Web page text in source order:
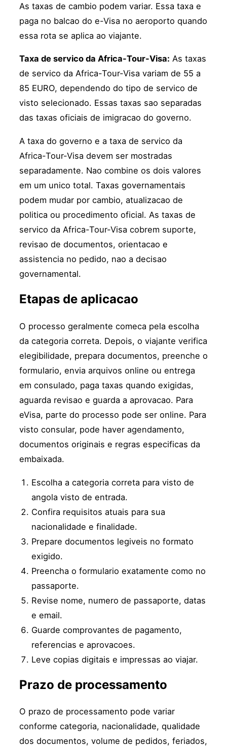
As taxas de cambio podem variar. Essa taxa e
paga no balcao do e-Visa no aeroporto quando
essa rota se aplica ao viajante.
Taxa de servico da Africa-Tour-Visa: As taxas
de servico da Africa-Tour-Visa variam de 55 a
85 EURO, dependendo do tipo de servico de
visto selecionado. Essas taxas sao separadas
das taxas oficiais de imigracao do governo.
A taxa do governo e a taxa de servico da
Africa-Tour-Visa devem ser mostradas
separadamente. Nao combine os dois valores
em um unico total. Taxas governamentais
podem mudar por cambio, atualizacao de
politica ou procedimento oficial. As taxas de
servico da Africa-Tour-Visa cobrem suporte,
revisao de documentos, orientacao e
assistencia no pedido, nao a decisao
governamental.
Etapas de aplicacao
O processo geralmente comeca pela escolha
da categoria correta. Depois, o viajante verifica
elegibilidade, prepara documentos, preenche o
formulario, envia arquivos online ou entrega
em consulado, paga taxas quando exigidas,
aguarda revisao e guarda a aprovacao. Para
eVisa, parte do processo pode ser online. Para
visto consular, pode haver agendamento,
documentos originais e regras especificas da
embaixada.
Escolha a categoria correta para visto de
angola visto de entrada.
Confira requisitos atuais para sua
nacionalidade e finalidade.
Prepare documentos legiveis no formato
exigido.
Preencha o formulario exatamente como no
passaporte.
Revise nome, numero de passaporte, datas
e email.
Guarde comprovantes de pagamento,
referencias e aprovacoes.
Leve copias digitais e impressas ao viajar.
Prazo de processamento
O prazo de processamento pode variar
conforme categoria, nacionalidade, qualidade
dos documentos, volume de pedidos, feriados,